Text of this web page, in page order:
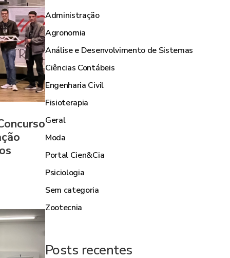
Administração
Agronomia
Análise e Desenvolvimento de Sistemas
Ciências Contábeis
Engenharia Civil
Fisioterapia
Geral
Moda
Portal Cien&Cia
Psiciologia
Sem categoria
Zootecnia
Posts recentes